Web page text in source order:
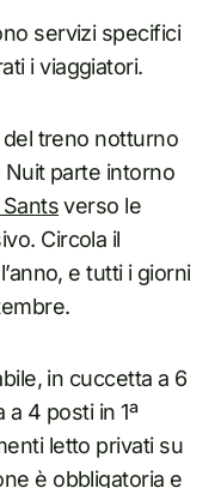
servizi specifici
i viaggiatori.
del treno notturno
Nuit parte intorno
verso le
Circola il
e tutti i giorni
in cuccetta a 6
4 posti in 1ª
letto privati su
è obbligatoria e